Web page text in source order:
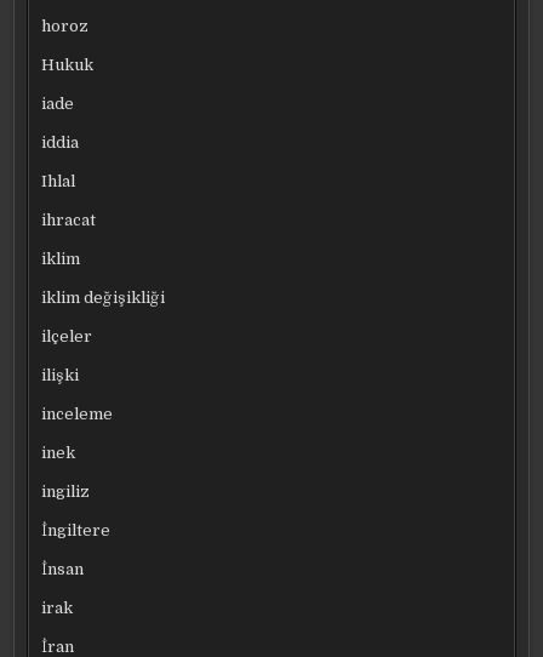
horoz
Hukuk
iade
iddia
Ihlal
ihracat
iklim
iklim değişikliği
ilçeler
ilişki
inceleme
inek
ingiliz
İngiltere
İnsan
irak
İran